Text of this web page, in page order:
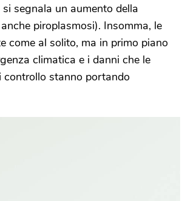
segnala un aumento della
piroplasmosi). Insomma, le
come al solito, ma in primo piano
climatica e i danni che le
controllo stanno portando